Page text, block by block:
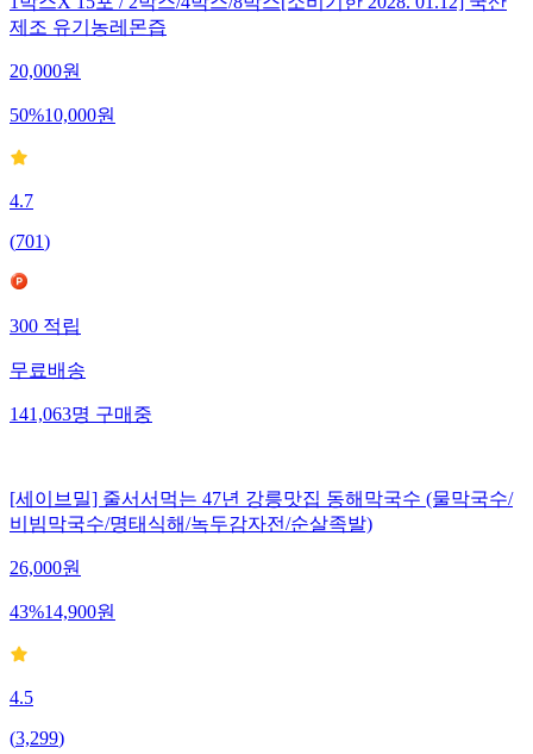
제조 유기농레몬즙
20,000원
50%10,000원
4.7
(701)
300 적립
무료배송
141,063명 구매중
[세이브밀] 줄서서먹는 47년 강릉맛집 동해막국수 (물막국수/
비빔막국수/명태식해/녹두감자전/순살족발)
26,000원
43%14,900원
4.5
(3,299)